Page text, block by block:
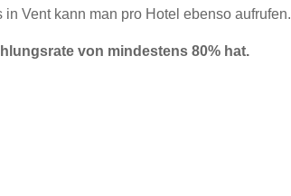
Vent kann man pro Hotel ebenso aufrufen.
von mindestens 80% hat.